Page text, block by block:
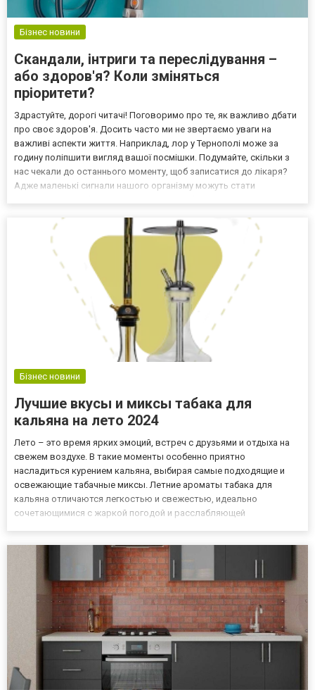
Бізнес новини
Скандали, інтриги та переслідування –
або здоров'я? Коли зміняться
пріоритети?
Здрастуйте, дорогі читачі! Поговоримо про те, як важливо дбати
про своє здоров'я. Досить часто ми не звертаємо уваги на
важливі аспекти життя. Наприклад, лор у Тернополі може за
годину поліпшити вигляд вашої посмішки. Подумайте, скільки з
нас чекали до останнього моменту, щоб записатися до лікаря?
Адже маленькі сигнали нашого організму можуть стати
Бізнес новини
Лучшие вкусы и миксы табака для
кальяна на лето 2024
Лето – это время ярких эмоций, встреч с друзьями и отдыха на
свежем воздухе. В такие моменты особенно приятно
насладиться курением кальяна, выбирая самые подходящие и
освежающие табачные миксы. Летние ароматы табака для
кальяна отличаются легкостью и свежестью, идеально
сочетающимися с жаркой погодой и расслабляющей
года незабываемым. Освежающие...